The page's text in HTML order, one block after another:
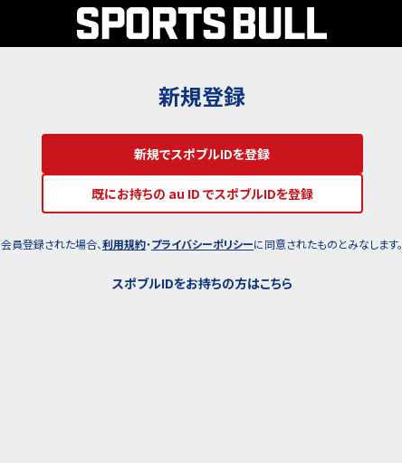
新規登録
新規でスポブルIDを登録
既にお持ちの au ID でスポブルIDを登録
会員登録された場合、利用規約・プライバシーポリシーに同意されたものとみなします。
スポブルIDをお持ちの方はこちら